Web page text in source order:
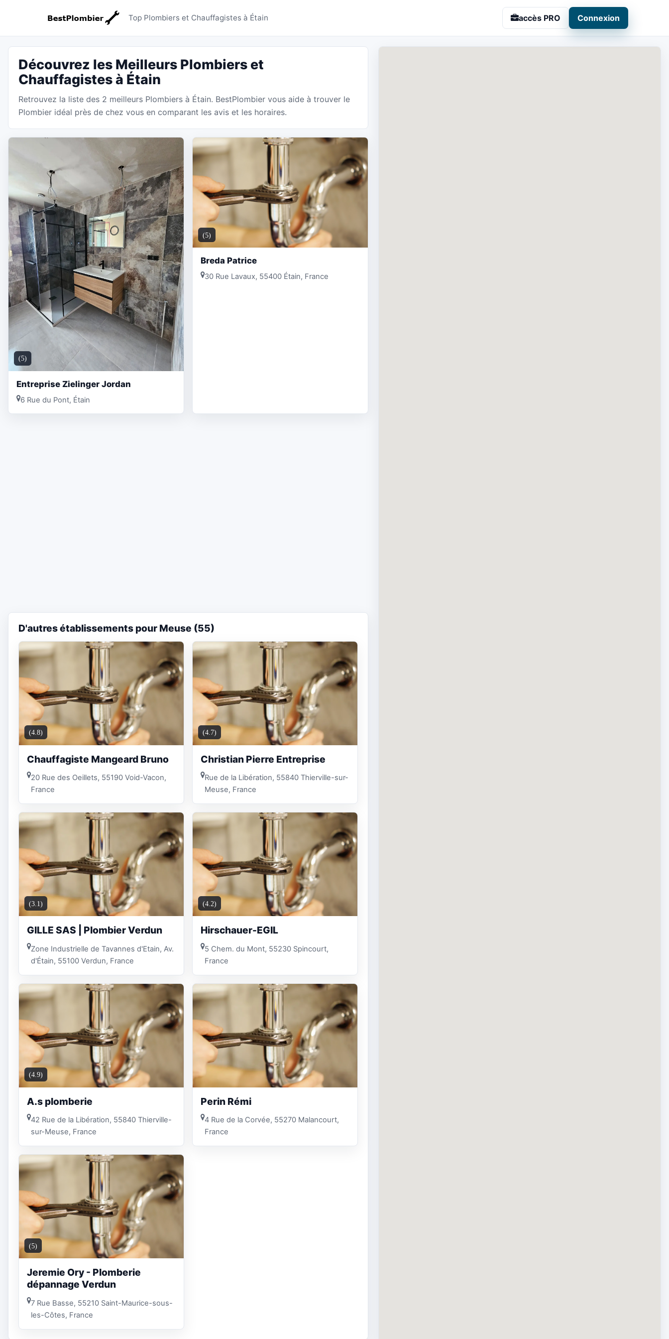
Plombiers Étain - BestPlombier
Top Plombiers et Chauffagistes à Étain accès PRO Connexion
Découvrez les Meilleurs Plombiers et
Chauffagistes à Étain
Retrouvez la liste des 2 meilleurs Plombiers à Étain. BestPlombier vous aide à trouver le
Plombier idéal près de chez vous en comparant les avis et les horaires.
(5)
Entreprise Zielinger Jordan
6 Rue du Pont, Étain
(5)
Breda Patrice
30 Rue Lavaux, 55400 Étain, France
D'autres établissements pour Meuse (55)
(4.8)
Chauffagiste Mangeard Bruno
20 Rue des Oeillets, 55190 Void-Vacon,
France
(4.7)
Christian Pierre Entreprise
Rue de la Libération, 55840 Thierville-sur-
Meuse, France
(3.1)
GILLE SAS | Plombier Verdun
Zone Industrielle de Tavannes d'Etain, Av.
d'Étain, 55100 Verdun, France
(4.2)
Hirschauer-EGIL
5 Chem. du Mont, 55230 Spincourt,
France
(4.9)
A.s plomberie
42 Rue de la Libération, 55840 Thierville-
sur-Meuse, France
Perin Rémi
4 Rue de la Corvée, 55270 Malancourt,
France
(5)
Jeremie Ory - Plomberie
dépannage Verdun
7 Rue Basse, 55210 Saint-Maurice-sous-
les-Côtes, France